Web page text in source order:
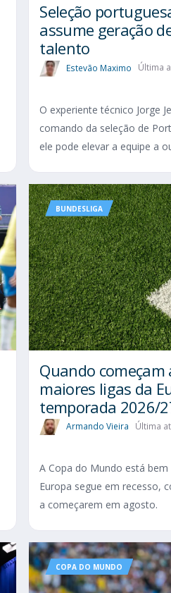
Seleção
assume geração
talento
Estevão Maximo Última
O experiente técnico Jorge
comando da seleção de
ele pode elevar a equipe a
BUNDESLIGA
Quando começam
maiores ligas da
temporada 2026/
Armando Vieira Última
A Copa do Mundo está
Europa segue em recesso,
a começarem em agosto.
COPA DO MUNDO